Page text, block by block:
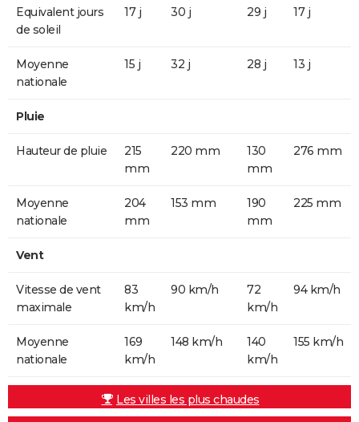
Equivalent jours
de soleil
17 j 30 j 29 j 17 j
Moyenne
nationale
15 j 32 j 28 j 13 j
Pluie
Hauteur de pluie
215
mm
220 mm
130
mm
276 mm
Moyenne
nationale
204
mm
153 mm
190
mm
225 mm
Vent
Vitesse de vent
maximale
83
km/h
90 km/h
72
km/h
94 km/h
Moyenne
nationale
169
km/h
148 km/h
140
km/h
155 km/h
Les villes les plus chaudes